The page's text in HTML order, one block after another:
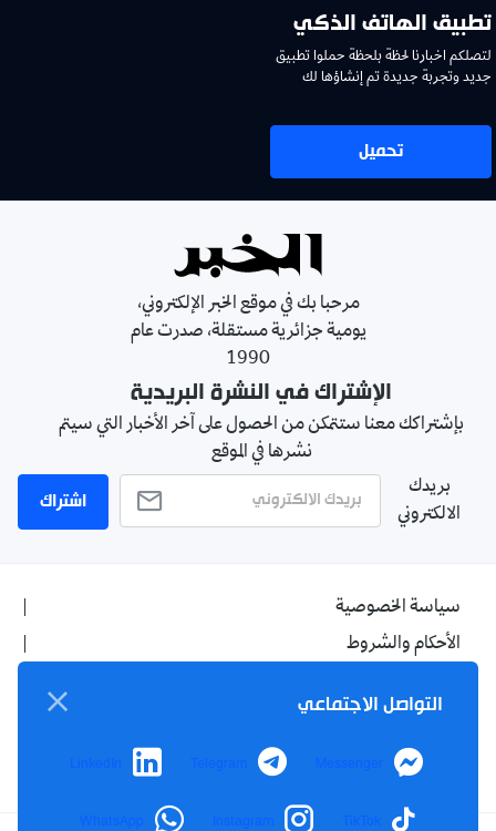
تطبيق الهاتف الذكي
لتصلكم اخبارنا لحظة بلحظة حملوا تطبيق
جديد وتجربة جديدة تم إنشاؤها لك
تحميل
مرحبا بك في موقع الخبر الإلكتروني،
يومية جزائرية مستقلة، صدرت عام
1990
الإشتراك في النشرة البريدية
بإشتراكك معنا ستتمكن من الحصول على آخر الأخبار التي سيتم
نشرها في الموقع
بريدك
الالكتروني
اشتراك
سياسة الخصوصية
الأحكام والشروط
اتصل بنا
من نحن
التواصل الاجتماعي
Messenger
Telegram
LinkedIn
TikTok
Instagram
WhatsApp